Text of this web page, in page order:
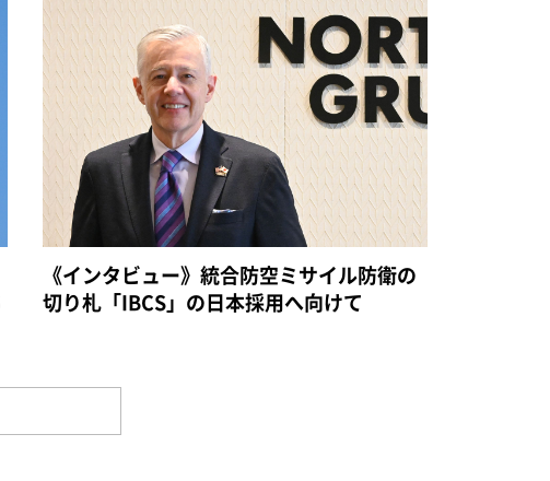
《インタビュー》統合防空ミサイル防衛の
切り札「IBCS」の日本採用へ向けて